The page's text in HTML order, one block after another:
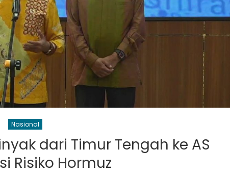
Nasional
dari Timur Tengah ke AS
Risiko Hormuz